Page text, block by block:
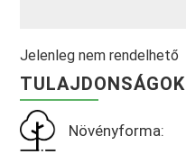
Jelenleg nem rendelhető
TULAJDONSÁGOK
Növényforma: